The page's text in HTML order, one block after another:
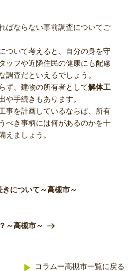
ばならない事前調査についてご
ついて考えると、自分の身を守
ッフや近隣住民の健康にも配慮
調査だといえるでしょう。
ず、建物の所有者として解体工
や手続きもあります。
事を計画しているならば、所有
べき事柄には何があるのかを十
えましょう。
について～高槻市～
～高槻市～
コラムー高槻市一覧に戻る